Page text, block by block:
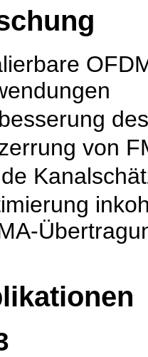
von